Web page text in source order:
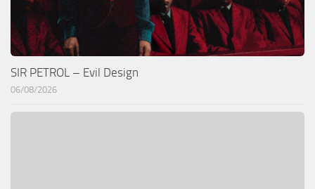
SIR PETROL – Evil Design
06/08/2026